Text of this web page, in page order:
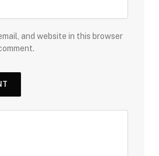
and website in this browser